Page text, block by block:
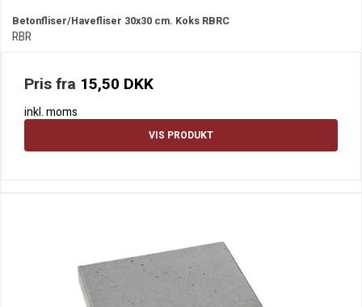
Betonfliser/Havefliser 30x30 cm. Koks RBRC
RBR
Pris fra 15,50 DKK
inkl. moms
VIS PRODUKT